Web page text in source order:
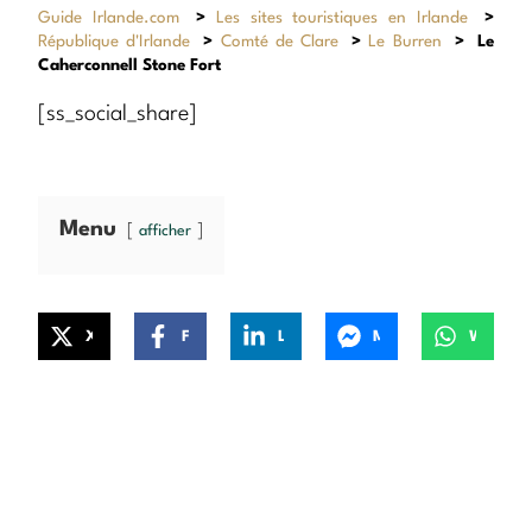
Guide Irlande.com > Les sites touristiques en Irlande
>
République d'Irlande
> Comté de Clare > Le Burren >
Le
Caherconnell Stone Fort
[ss_social_share]
Menu afficher